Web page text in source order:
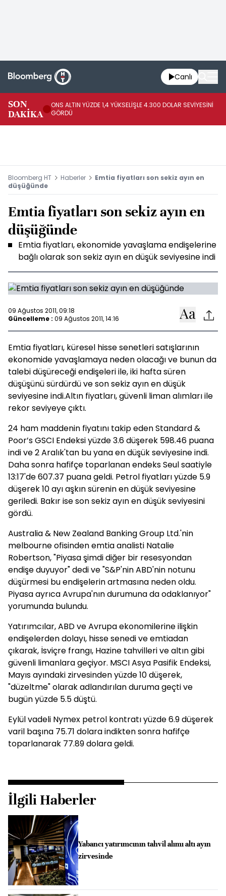
Canlı
SON
DAKİKA
ONS ALTIN YÜZDE 1,4 YÜKSELİŞLE 4.300 DOLAR SEVİYESİNİ
GÖRDÜ
Bloomberg HT Haberler
Emtia fiyatları son sekiz ayın en
düşüğünde
Emtia fiyatları son sekiz ayın en
düşüğünde
Emtia fiyatları, ekonomide yavaşlama endişelerine
bağlı olarak son sekiz ayın en düşük seviyesine indi
09 Ağustos 2011, 09:18
Güncelleme : 09 Ağustos 2011, 14:16
Emtia fiyatları, küresel hisse senetleri satışlarının
ekonomide yavaşlamaya neden olacağı ve bunun da
talebi düşüreceği endişeleri ile, iki hafta süren
düşüşünü sürdürdü ve son sekiz ayın en düşük
seviyesine indi.Altın fiyatları, güvenli liman alımları ile
rekor seviyeye çıktı.
24 ham maddenin fiyatını takip eden Standard &
Poor’s GSCI Endeksi yüzde 3.6 düşerek 598.46 puana
indi ve 2 Aralık'tan bu yana en düşük seviyesine indi.
Daha sonra hafifçe toparlanan endeks Seul saatiyle
13:17'de 607.37 puana geldi. Petrol fiyatları yüzde 5.9
düşerek 10 ayı aşkın sürenin en düşük seviyesine
geriledi. Bakır ise son sekiz ayın en düşük seviyesini
gördü.
Australia & New Zealand Banking Group Ltd.'nin
melbourne ofisinden emtia analisti Natalie
Robertson, "Piyasa şimdi diğer bir resesyondan
endişe duyuyor" dedi ve "S&P'nin ABD'nin notunu
düşürmesi bu endişelerin artmasına neden oldu.
Piyasa ayrıca Avrupa'nın durumuna da odaklanıyor"
yorumunda bulundu.
Yatırımcılar, ABD ve Avrupa ekonomilerine ilişkin
endişelerden dolayı, hisse senedi ve emtiadan
çıkarak, İsviçre frangı, Hazine tahvilleri ve altın gibi
güvenli limanlara geçiyor. MSCI Asya Pasifik Endeksi,
Mayıs ayındaki zirvesinden yüzde 10 düşerek,
"düzeltme" olarak adlandırılan duruma geçti ve
bugün yüzde 5.5 düştü.
Eylül vadeli Nymex petrol kontratı yüzde 6.9 düşerek
varil başına 75.71 dolara indikten sonra hafifçe
toparlanarak 77.89 dolara geldi.
İlgili Haberler
Yabancı yatırımcının tahvil alımı altı ayın
zirvesinde